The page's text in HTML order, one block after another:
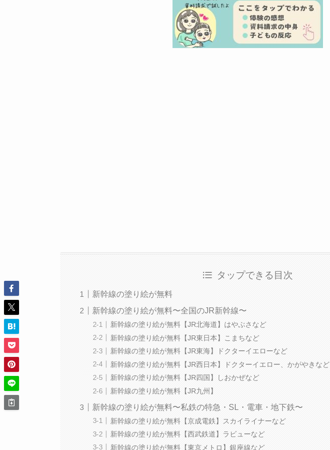
タップできる目次
新幹線の塗り絵が無料
新幹線の塗り絵が無料〜全国のJR新幹線〜
新幹線の塗り絵が無料【JR北海道】はやぶさなど
新幹線の塗り絵が無料【JR東日本】こまちなど
新幹線の塗り絵が無料【JR東海】ドクターイエローなど
新幹線の塗り絵が無料【JR西日本】ドクターイエロー、かがやきなど
新幹線の塗り絵が無料【JR四国】しおかぜなど
新幹線の塗り絵が無料【JR九州】
新幹線の塗り絵が無料〜私鉄の特急・SL・電車・地下鉄〜
新幹線の塗り絵が無料【京成電鉄】スカイライナーなど
新幹線の塗り絵が無料【西武鉄道】ラビューなど
新幹線の塗り絵が無料【東京メトロ】銀座線など